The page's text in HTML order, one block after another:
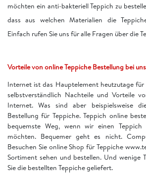
möchten ein anti-bakteriell Teppich zu
dass aus welchen Materialien die
Einfach rufen Sie uns für alle Fragen über die
Vorteile von online Teppiche Bestellung bei uns
Internet ist das Hauptelement heutzutage für
selbstverständlich Nachteile und Vorteile
Internet. Was sind aber beispielsweise
Bestellung für Teppiche. Teppich online
bequemste Weg, wenn wir einen Teppich
möchten. Bequemer geht es nicht.
Besuchen Sie online Shop für Teppiche
Sortiment sehen und bestellen. Und wenige
Sie die bestellten Teppiche geliefert.